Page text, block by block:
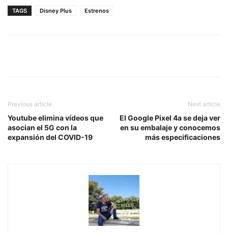
TAGS Disney Plus Estrenos
Previous article
Youtube elimina vídeos que
asocian el 5G con la
expansión del COVID-19
Next article
El Google Pixel 4a se deja ver
en su embalaje y conocemos
más especificaciones